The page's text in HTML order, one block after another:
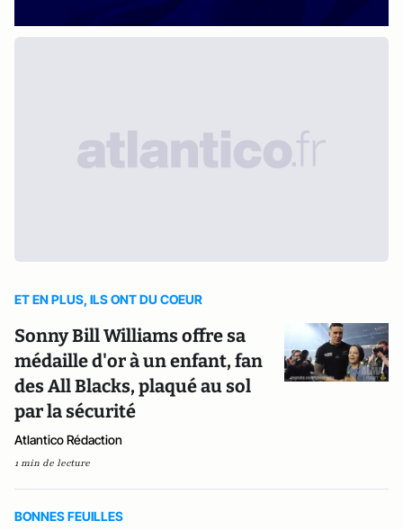
ET EN PLUS, ILS ONT DU COEUR
Sonny Bill Williams offre sa
médaille d'or à un enfant, fan
des All Blacks, plaqué au sol
par la sécurité
Atlantico Rédaction
1 min de lecture
BONNES FEUILLES